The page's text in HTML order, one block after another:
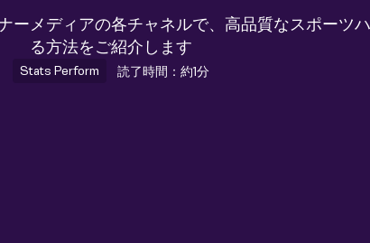
ーメディアの各チャネルで、高品質なスポーツ
る方法をご紹介します
Stats Perform 読了時間：約1分